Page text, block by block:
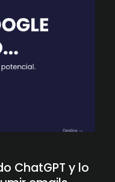
ChatGPT y lo